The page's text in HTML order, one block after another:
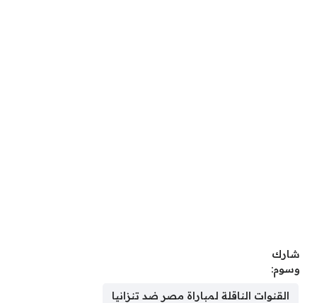
شارك
وسوم:
القنوات الناقلة لمباراة مصر ضد تنزانيا